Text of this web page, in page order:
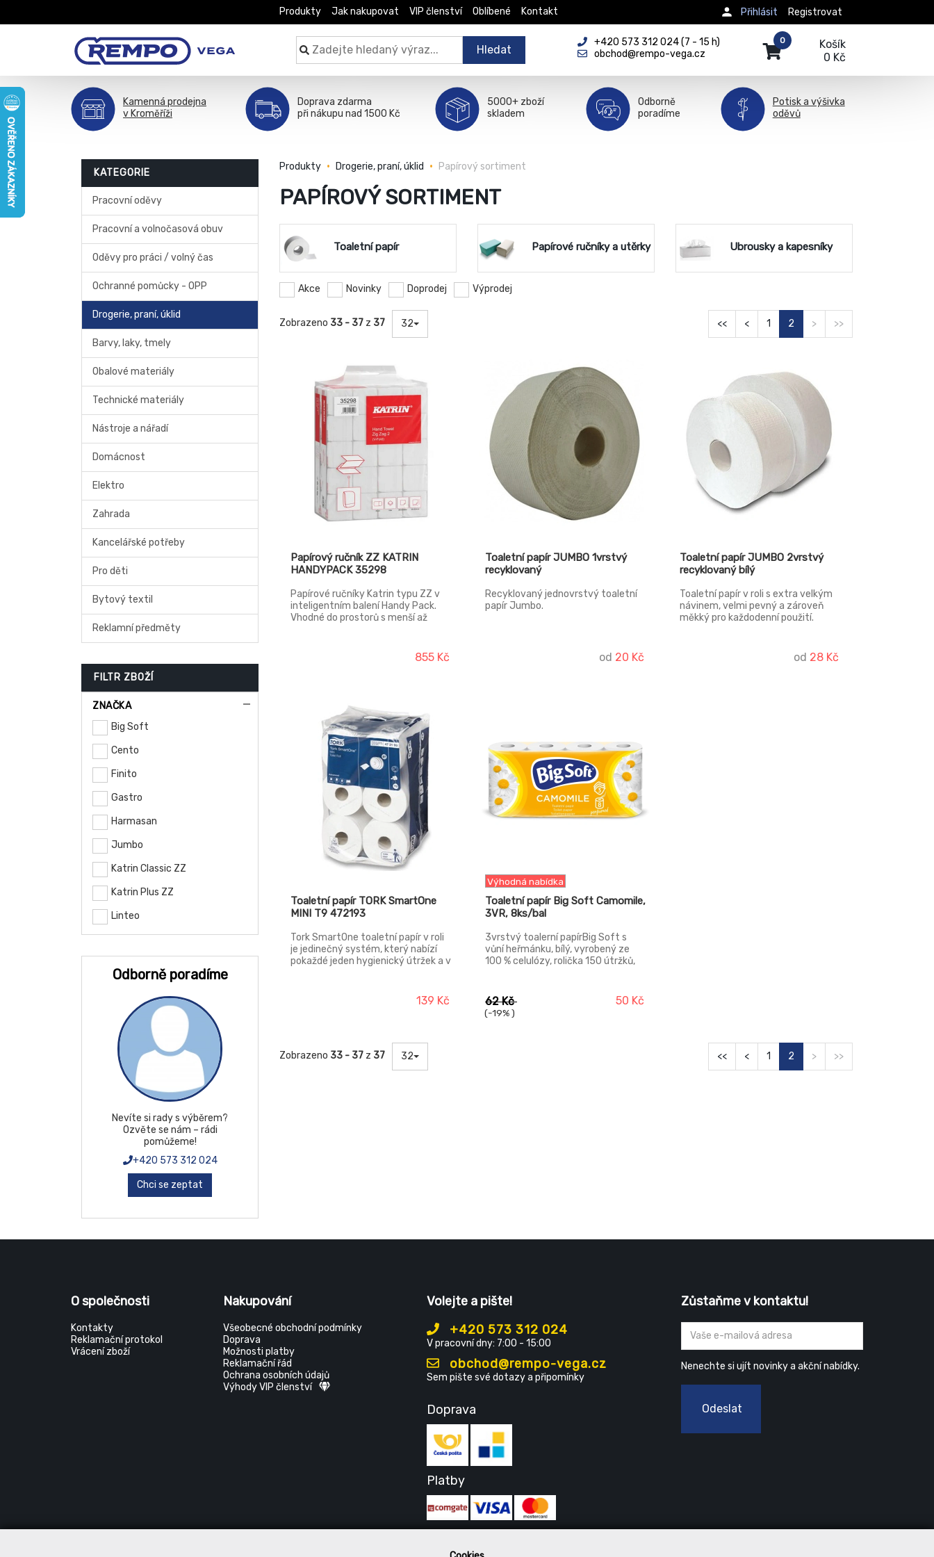
Produkty Jak nakupovat VIP členství Oblíbené Kontakt Registrovat
Přihlásit
Hledat
+420 573 312 024 (7 - 15 h)
obchod@rempo-vega.cz
Košík
0 Kč
0
Kamenná prodejna
v Kroměříži
Doprava zdarma
při nákupu nad 1500 Kč
5000+ zboží
skladem
Odborně
poradíme
Potisk a výšivka
oděvů
KATEGORIE
Pracovní oděvy
Pracovní a volnočasová obuv
Oděvy pro práci / volný čas
Ochranné pomůcky - OPP
Drogerie, praní, úklid
Barvy, laky, tmely
Obalové materiály
Technické materiály
Nástroje a nářadí
Domácnost
Elektro
Zahrada
Kancelářské potřeby
Pro děti
Bytový textil
Reklamní předměty
FILTR ZBOŽÍ
ZNAČKA
Big Soft
Cento
Finito
Gastro
Harmasan
Jumbo
Katrin Classic ZZ
Katrin Plus ZZ
Linteo
Super Premium
Tento
Tork
Tork Advanced
Way
Odborně poradíme
Nevíte si rady s výběrem?
Ozvěte se nám – rádi
pomůžeme!
+420 573 312 024
Chci se zeptat
Produkty Drogerie, praní, úklid Papírový sortiment
PAPÍROVÝ SORTIMENT
Toaletní papír Papírové ručníky a utěrky Ubrousky a kapesníky
Akce Novinky Doprodej Výprodej
Zobrazeno 33 - 37 z 37 32 << < 1 2 > >>
Papírový ručník ZZ KATRIN
HANDYPACK 35298
Papírové ručníky Katrin typu ZZ v
inteligentním balení Handy Pack.
Vhodné do prostorů s menší až
855 Kč
Toaletní papír JUMBO 1vrstvý
recyklovaný
Recyklovaný jednovrstvý toaletní
papír Jumbo.
od 20 Kč
Toaletní papír JUMBO 2vrstvý
recyklovaný bílý
Toaletní papír v roli s extra velkým
návinem, velmi pevný a zároveň
měkký pro každodenní použití.
od 28 Kč
Toaletní papír TORK SmartOne
MINI T9 472193
Tork SmartOne toaletní papír v roli
je jedinečný systém, který nabízí
pokaždé jeden hygienický útržek a v
%. Vysoká kapacita: snižuje nároky
na údržbu a riziko toho, že toaletní
139 Kč
Výhodná nabídka
Toaletní papír Big Soft Camomile,
3VR, 8ks/bal
3vrstvý toalerní papírBig Soft s
vůní heřmánku, bílý, vyrobený ze
100 % celulózy, rolička 150 útržků,
62 Kč
(-19% )
50 Kč
Zobrazeno 33 - 37 z 37 32 << < 1 2 > >>
O společnosti
Kontakty
Reklamační protokol
Vrácení zboží
Nakupování
Všeobecné obchodní podmínky
Doprava
Možnosti platby
Reklamační řád
Ochrana osobních údajů
Výhody VIP členství
Volejte a pište!
+420 573 312 024
V pracovní dny: 7:00 - 15:00
obchod@rempo-vega.cz
Sem pište své dotazy a připomínky
Doprava
Platby
Zůstaňme v kontaktu!
Nenechte si ujít novinky a akční nabídky.
Odeslat